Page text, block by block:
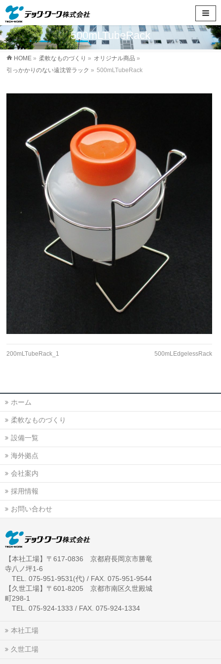
500mLTubeRack
HOME » 柔軟なものづくり » オリジナル商品 »
引っかかりのない遠沈管ラック » 500mLTubeRack
200mLTubeRack_1 500mLEdgelessRack
ホーム
柔軟なものづくり
設備一覧
海外拠点
会社案内
採用情報
お問い合わせ
【本社工場】〒617-0836 京都府長岡京市勝竜
寺八ノ坪1-6
TEL. 075-951-9531(代) / FAX. 075-951-9544
【久世工場】〒601-8205 京都市南区久世殿城
町298-1
TEL. 075-924-1333 / FAX. 075-924-1334
本社工場
久世工場